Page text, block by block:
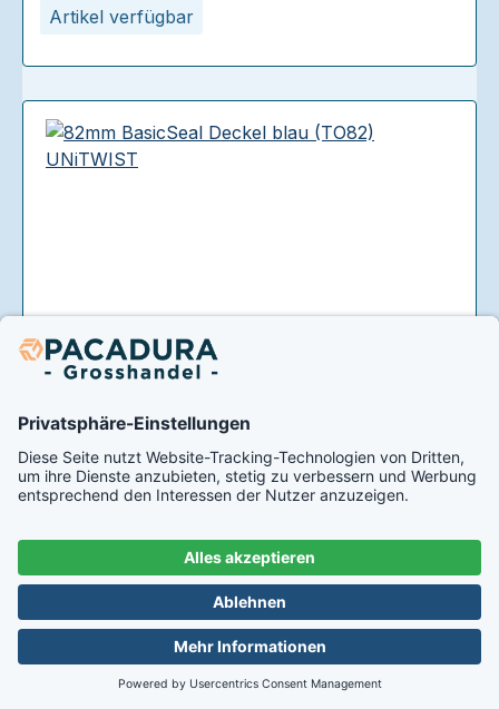
Artikel verfügbar
Artikel verfügbar
82mm BasicSeal Deckel blau (TO82)
UNiTWIST
Ab 0,10 € je Stück nach Freischaltung